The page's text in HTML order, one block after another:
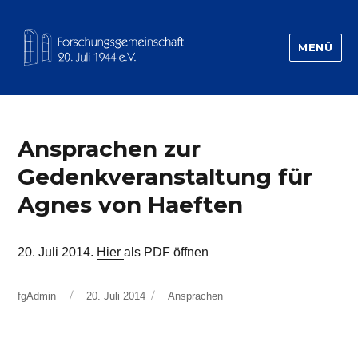
Forschungsgemeinschaft 20.Juli 1944
MENÜ
Ansprachen zur
Gedenkveranstaltung für
Agnes von Haeften
20. Juli 2014. Hierals PDF öffnen
Autor
fgAdmin
Veröffentlicht
20. Juli 2014 Kategorien
Ansprachen